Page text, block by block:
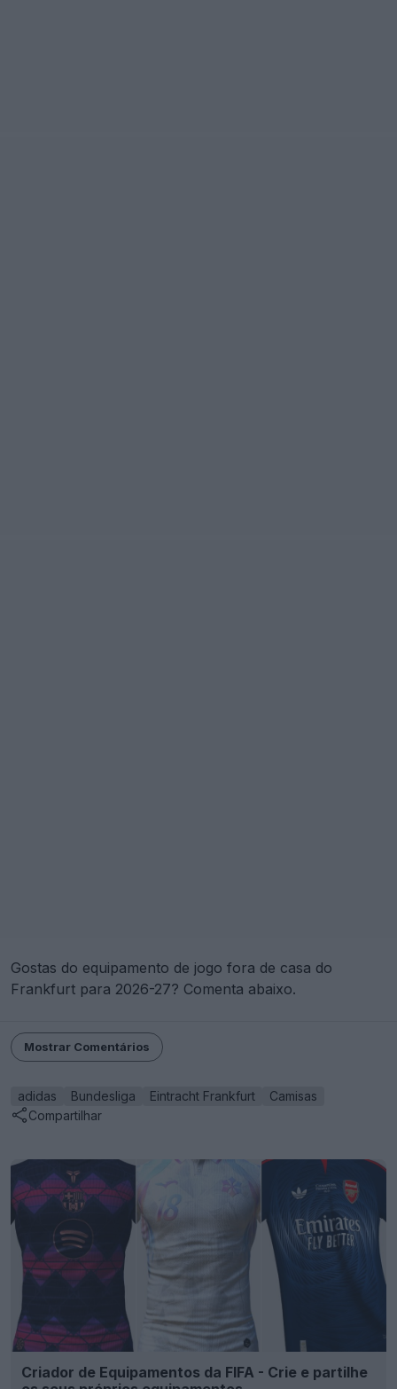
Gostas do equipamento de jogo fora de casa do
Frankfurt para 2026-27? Comenta abaixo.
Mostrar Comentários
adidas Bundesliga Eintracht Frankfurt
Camisas
Compartilhar
Criador de Equipamentos da FIFA - Crie e partilhe